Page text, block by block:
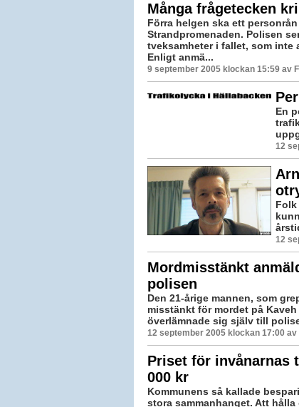
Många frågetecken
Förra helgen ska ett
Strandpromenaden. Polisen
tveksamheter i fallet, som inte
Enligt anmä...
9 september 2005 klockan 15:59 av
En
12
12
Mordmisstänkt
polisen
Den 21-årige mannen, som
misstänkt för mordet på
överlämnade sig själv till
12 september 2005 klockan 17:00
Priset för invånarnas
000 kr
Kommunens så kallade
stora sammanhanget. Att